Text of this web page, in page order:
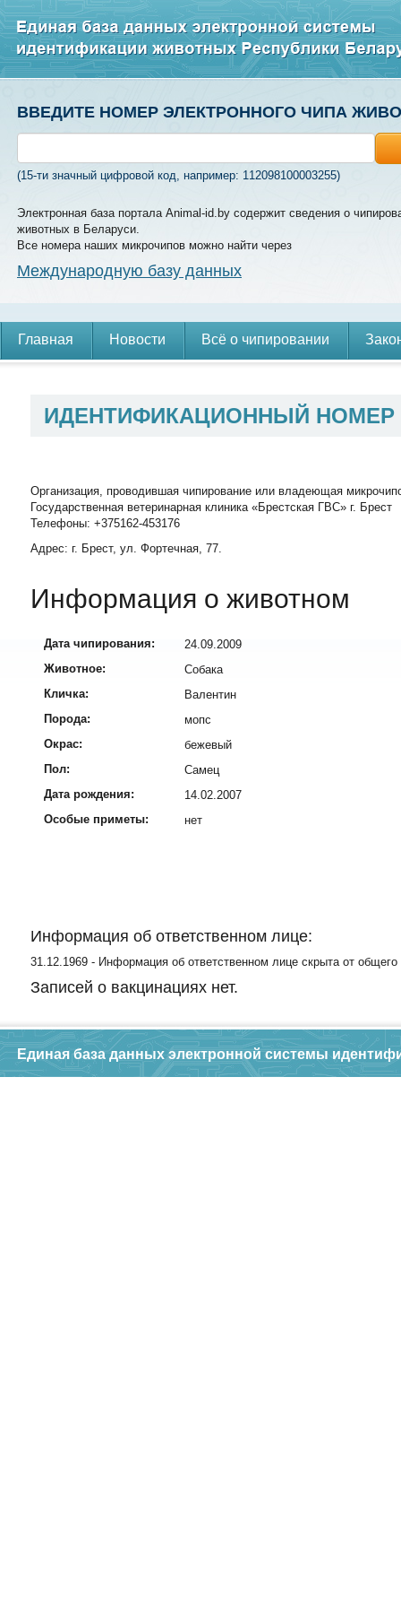
ВВЕДИТЕ НОМЕР ЭЛЕКТРОННОГО ЧИПА
(15-ти значный цифровой код, например: 112098100003255)
Электронная база портала Animal-id.by содержит сведения о
животных в Беларуси.
Все номера наших микрочипов можно найти через
Международную базу данных
Главная Новости Всё о чипировании
ИДЕНТИФИКАЦИОННЫЙ
Организация, проводившая чипирование или владеющая
Государственная ветеринарная клиника «Брестская ГВС» г. Брест
Телефоны: +375162-453176
Адрес: г. Брест, ул. Фортечная, 77.
Информация о животном
Дата чипирования:
24.09.2009
Животное:
Собака
Кличка:
Валентин
Порода:
мопс
Окрас:
бежевый
Пол:
Самец
Дата рождения:
14.02.2007
Особые приметы:
нет
Информация об ответственном лице:
31.12.1969 - Информация об ответственном лице скрыта от общего
Записей о вакцинациях нет.
Единая база данных электронной системы